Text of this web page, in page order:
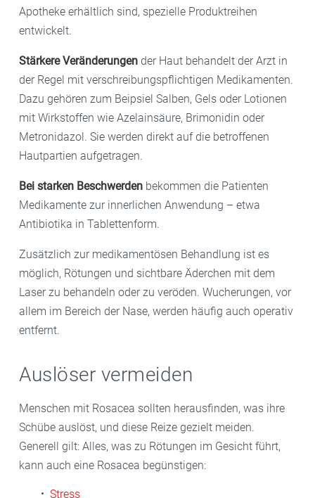
Apotheke erhältlich sind, spezielle Produktreihen
entwickelt.
Stärkere Veränderungen der Haut behandelt der Arzt in
der Regel mit verschreibungspflichtigen Medikamenten.
Dazu gehören zum Beipsiel Salben, Gels oder Lotionen
mit Wirkstoffen wie Azelainsäure, Brimonidin oder
Metronidazol. Sie werden direkt auf die betroffenen
Hautpartien aufgetragen.
Bei starken Beschwerden bekommen die Patienten
Medikamente zur innerlichen Anwendung – etwa
Antibiotika in Tablettenform.
Zusätzlich zur medikamentösen Behandlung ist es
möglich, Rötungen und sichtbare Äderchen mit dem
Laser zu behandeln oder zu veröden. Wucherungen, vor
allem im Bereich der Nase, werden häufig auch operativ
entfernt.
Auslöser vermeiden
Menschen mit Rosacea sollten herausfinden, was ihre
Schübe auslöst, und diese Reize gezielt meiden.
Generell gilt: Alles, was zu Rötungen im Gesicht führt,
kann auch eine Rosacea begünstigen:
Stress